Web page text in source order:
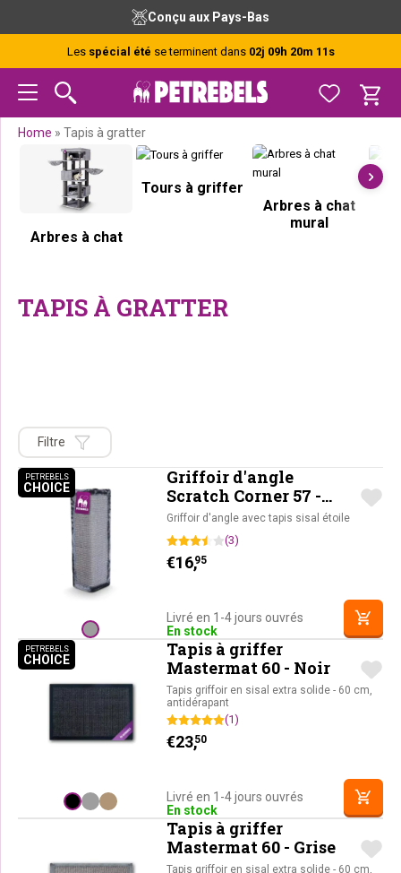
navigation
principale
principal
barre
latérale
principale
de
page
Conçu aux Pays-Bas
Les spécial été se terminent dans 02j 09h 20m 10s
Home » Tapis à gratter
Arbres à chat
Tours à griffer
Arbres à chat
mural
TAPIS À GRATTER
Filtre
PETREBELS
CHOICEPETREBELS CHOICE
Griffoir d'angle
Scratch Corner 57 -
Gris
Griffoir d'angle avec tapis sisal étoile
(3)
€16,95
Livré en 1-4 jours ouvrés
En stock
PETREBELS
CHOICEPETREBELS CHOICE
Tapis à griffer
Mastermat 60 - Noir
Tapis griffoir en sisal extra solide - 60 cm,
antidérapant
(1)
€23,50
Livré en 1-4 jours ouvrés
En stock
Tapis à griffer
Mastermat 60 - Grise
Tapis griffoir en sisal extra solide - 60 cm,